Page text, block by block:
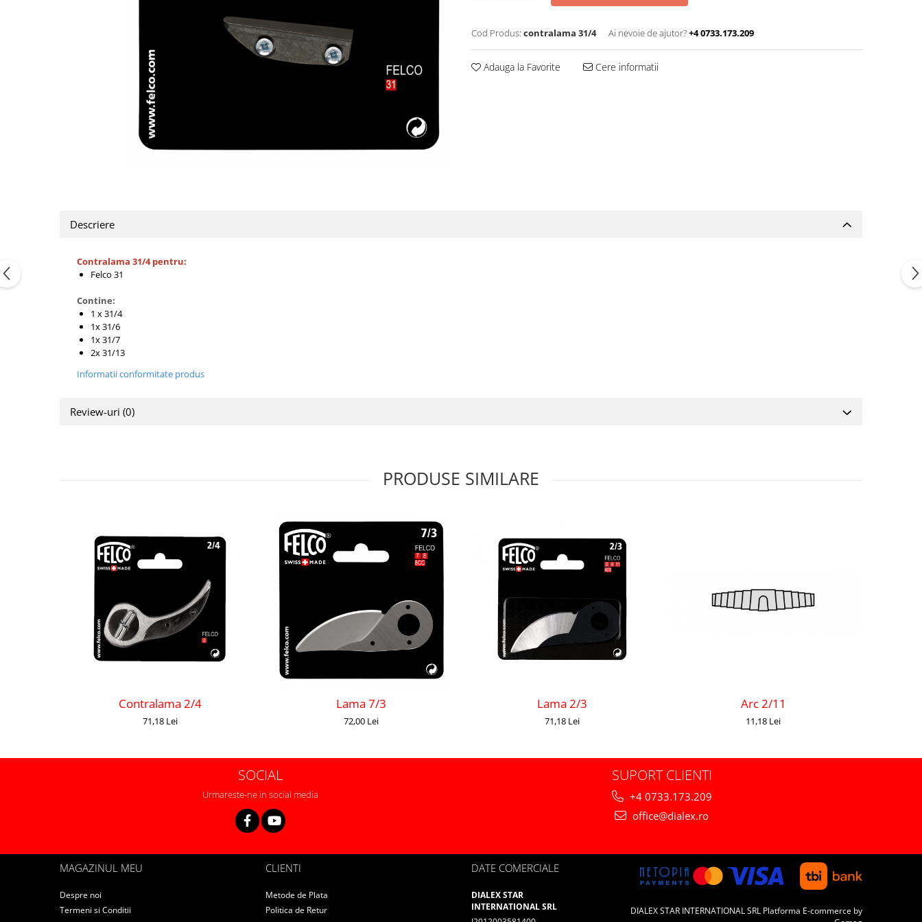
Cod Produs: contralama 31/4 Ai nevoie de ajutor?+4 0733.173.209
Adauga la Favorite Cere informatii
Descriere
Contralama 31/4 pentru:
Felco 31
Contine:
1 x 31/4
1x 31/6
1x 31/7
2x 31/13
Informatii conformitate produs
Review-uri (0)
PRODUSE SIMILARE
Contralama 2/4
71,18 Lei
Lama 7/3
72,00 Lei
Lama 2/3
71,18 Lei
Arc 2/11
11,18 Lei
SOCIAL
Urmareste-ne in social media
SUPORT CLIENTI
+4 0733.173.209
office@dialex.ro
MAGAZINUL MEU
Despre noi
Termeni si Conditii
CLIENTI
Metode de Plata
Politica de Retur
DATE COMERCIALE
DIALEX STAR
INTERNATIONAL SRL
DIALEX STAR INTERNATIONAL SRL Platforma E-commerce by